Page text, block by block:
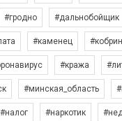
#гродно #дальнобойщик
#каменец #кобрин
#кража
#минская_область
#налог #наркотик